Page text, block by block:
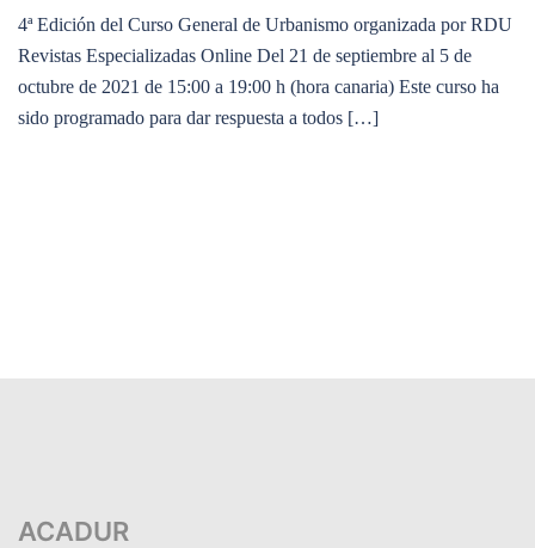
4ª Edición del Curso General de Urbanismo organizada por RDU
Revistas Especializadas Online Del 21 de septiembre al 5 de
octubre de 2021 de 15:00 a 19:00 h (hora canaria) Este curso ha
sido programado para dar respuesta a todos […]
ACADUR